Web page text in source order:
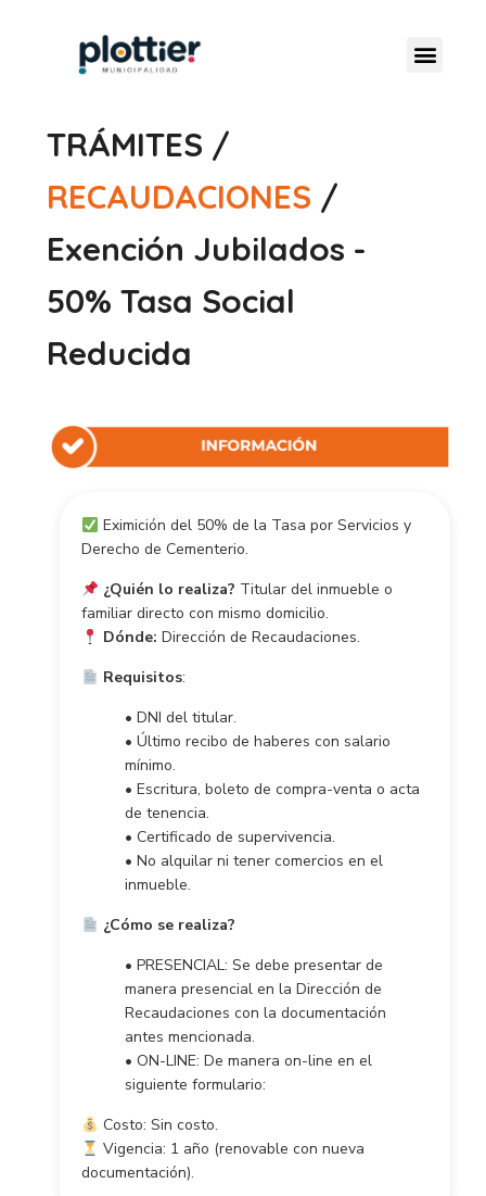
TRÁMITES /
RECAUDACIONES /
Exención Jubilados -
50% Tasa Social
Reducida
Eximición del 50% de la Tasa por Servicios y
Derecho de Cementerio.
¿Quién lo realiza? Titular del inmueble o
familiar directo con mismo domicilio.
Dónde: Dirección de Recaudaciones.
Requisitos:
• DNI del titular.
• Último recibo de haberes con salario
mínimo.
• Escritura, boleto de compra-venta o acta
de tenencia.
• Certificado de supervivencia.
• No alquilar ni tener comercios en el
inmueble.
¿Cómo se realiza?
• PRESENCIAL: Se debe presentar de
manera presencial en la Dirección de
Recaudaciones con la documentación
antes mencionada.
• ON-LINE: De manera on-line en el
siguiente formulario:
Costo: Sin costo.
Vigencia: 1 año (renovable con nueva
documentación).